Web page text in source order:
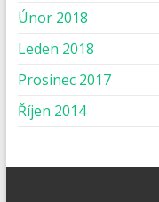
Únor 2018
Leden 2018
Prosinec 2017
Říjen 2014